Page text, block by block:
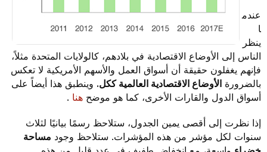
عندم
ينظر
الناس إلى الأوضاع الاقتصادية في بلادهم، كالولايات المتحدة مثلاً،
فإنهم يغفلون حقيقة أن أسواق العمل والأسهم الأمريكية لا تعكس
بالضرورةالأوضاع الاقتصادية العالمية ككل.وينطبق هذا أيضاً على
أسواق الدول والقارات الأخرى، كما هو موضحهنا.
إذا نظرت إلى أقصى يمين الجدول، ستلاحظ رسمًا بيانيًا لثلاث
سنوات لكل مؤشر من هذه المؤشرات. ستلاحظ وجودمساحة